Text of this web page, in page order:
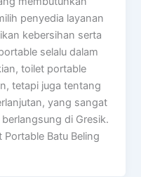
penyedia layanan
kebersihan serta
selalu dalam
toilet portable
tetapi juga tentang
yang sangat
di Gresik.
Portable Batu Beling